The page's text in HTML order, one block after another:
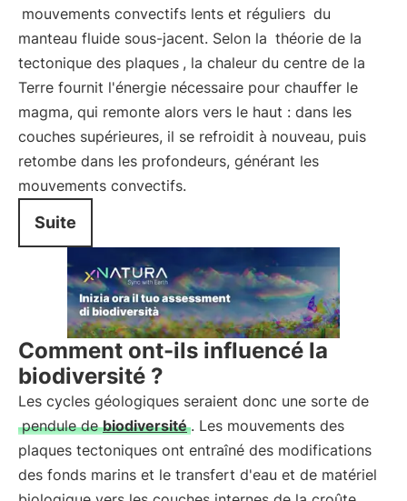
mouvements convectifs lents et réguliers du
manteau fluide sous-jacent. Selon la théorie de la
tectonique des plaques , la chaleur du centre de la
Terre fournit l'énergie nécessaire pour chauffer le
magma, qui remonte alors vers le haut : dans les
couches supérieures, il se refroidit à nouveau, puis
retombe dans les profondeurs, générant les
mouvements convectifs.
Suite
Comment ont-ils influencé la
biodiversité ?
Les cycles géologiques seraient donc une sorte de
pendule debiodiversité . Les mouvements des
plaques tectoniques ont entraîné des modifications
des fonds marins et le transfert d'eau et de matériel